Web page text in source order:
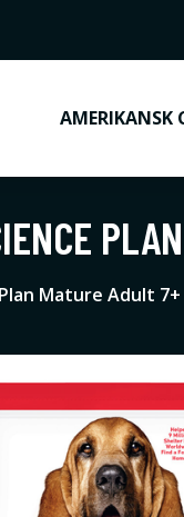
AMERIKANSK
Mature Adult